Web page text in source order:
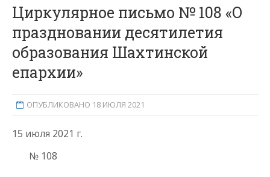
Циркулярное письмо № 108 «О
праздновании десятилетия
образования Шахтинской
епархии»
ОПУБЛИКОВАНО 18 ИЮЛЯ 2021
15 июля 2021 г.
№ 108